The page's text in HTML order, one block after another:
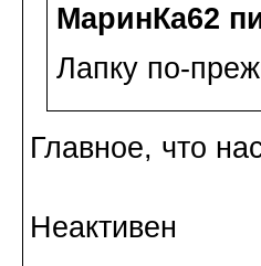
МаринКа62
Лапку по-
Главное, что
Неактивен